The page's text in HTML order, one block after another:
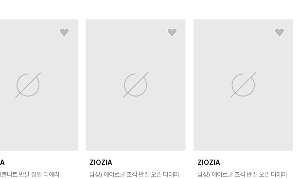
니트 반팔 집업 티에리
ZIOZIA
남성) 에어로쿨 조직 반팔 오픈 티에리
ZIOZIA
남성) 에어로쿨 조직 반팔 오픈 티에리